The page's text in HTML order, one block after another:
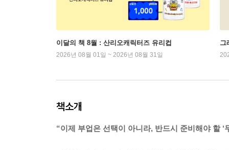
이달의 책 8월 : 산리오캐릭터즈 유리컵
2026년 08월 01일 ~ 2026년 08월 31일
그
책소개
“이제 부업은 선택이 아니라, 반드시 준비해야 할 ‘